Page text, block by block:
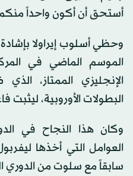
أستحق أن أكون واحداً
وحظي أسلوب إيراولا
الموسم الماضي في
الإنجليزي الممتاز،
البطولات الأوروبية، ليثبت
وكان هذا النجاح في
العوامل التي أخذها
سابقاً مع سلوت من الدوري